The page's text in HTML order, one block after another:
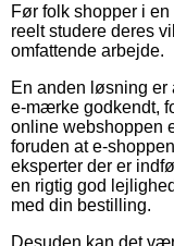
Før folk shopper i
reelt studere deres
omfattende arbejde.
En anden løsning
e-mærke godkendt,
online webshoppen
foruden at e-
eksperter der er
en rigtig god
med din bestilling.
Desuden kan det